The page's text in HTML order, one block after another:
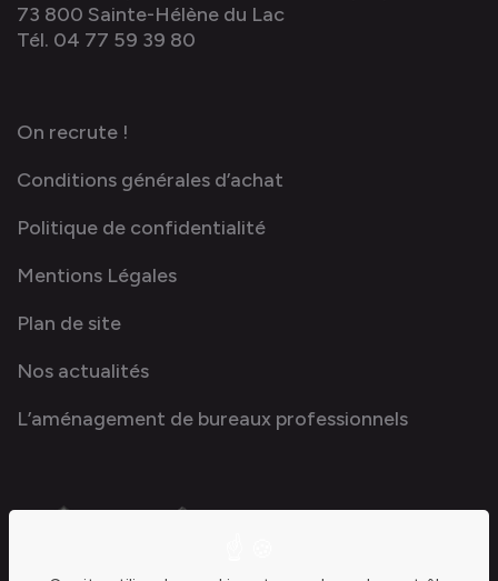
73 800 Sainte-Hélène du Lac
Tél. 04 77 59 39 80
On recrute !
Conditions générales d’achat
Politique de confidentialité
Mentions Légales
Plan de site
Nos actualités
L’aménagement de bureaux professionnels